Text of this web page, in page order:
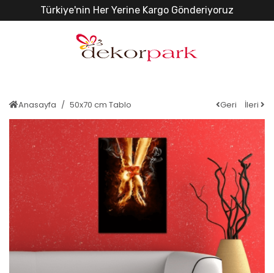
Türkiye'nin Her Yerine Kargo Gönderiyoruz
Anasayfa 50x70 cm Tablo Geri İleri